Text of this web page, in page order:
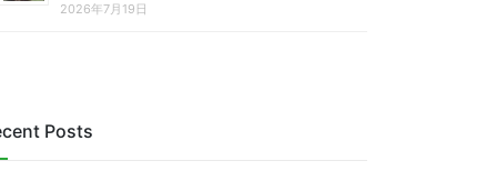
2026年7月19日
Posts